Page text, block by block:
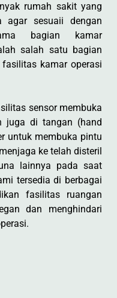
rumah sakit yang
agar sesuaii dengan
bagian kamar
salah satu bagian
kamar operasi
sensor membuka
juga di tangan (hand
untuk membuka pintu
ke telah disteril
lainnya pada saat
tersedia di berbagai
fasilitas ruangan
dan menghindari